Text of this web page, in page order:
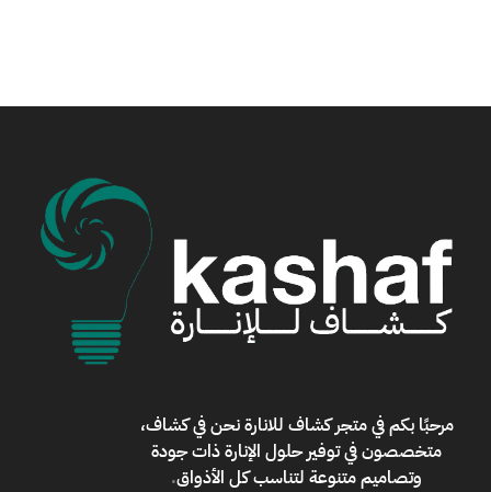
مرحبًا بكم فيمتجر كشاف للانارةنحن في كشاف،
متخصصون في توفير حلول الإنارة ذات جودة
وتصاميم متنوعة لتناسب كل الأذواق.